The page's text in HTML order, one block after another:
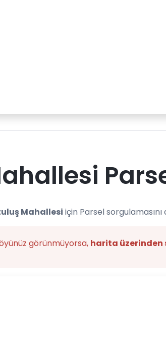
Mahallesi için Parsel
görünmüyorsa, harita üzerinden